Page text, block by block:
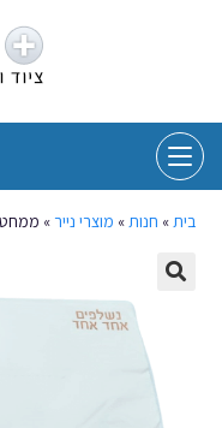
בית» חנות» מוצרי נייר »